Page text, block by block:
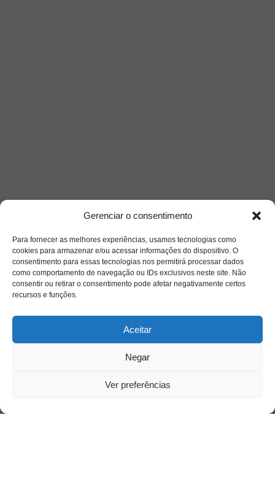
Gerenciar o consentimento
Para fornecer as melhores experiências, usamos tecnologias como
cookies para armazenar e/ou acessar informações do dispositivo. O
consentimento para essas tecnologias nos permitirá processar dados
como comportamento de navegação ou IDs exclusivos neste site. Não
consentir ou retirar o consentimento pode afetar negativamente certos
recursos e funções.
Aceitar
Negar
Ver preferências